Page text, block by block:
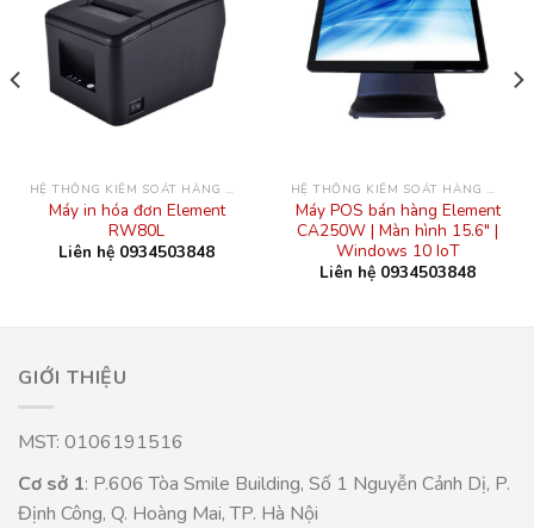
HỆ THỐNG KIỂM SOÁT HÀNG HÓA
Máy in hóa đơn Element
RW80L
Liên hệ 0934503848
HỆ THỐNG KIỂM SOÁT HÀNG HÓA
Máy POS bán hàng Element
CA250W | Màn hình 15.6″ |
Windows 10 IoT
Liên hệ 0934503848
GIỚI THIỆU
MST: 0106191516
Cơ sở 1: P.606 Tòa Smile Building, Số 1 Nguyễn Cảnh Dị, P.
Định Công, Q. Hoàng Mai, TP. Hà Nội